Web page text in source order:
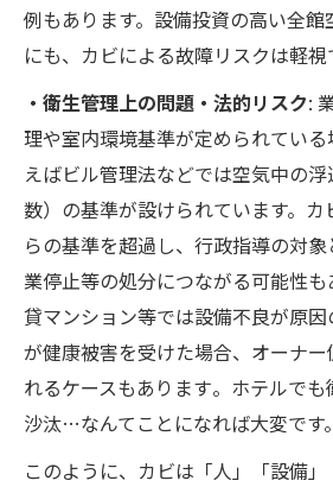
例もあります。設備投資の高い全館
にも、カビによる故障リスクは軽視
・衛生管理上の問題・法的リスク:
理や室内環境基準が定められている
えばビル管理法などでは空気中の
数）の基準が設けられています。
らの基準を超過し、行政指導の対
業停止等の処分につながる可能性
貸マンション等では設備不良が原
が健康被害を受けた場合、オーナ
れるケースもあります​。ホテルで
沙汰…なんてことになれば大変です。
このように、カビは「人」「設備